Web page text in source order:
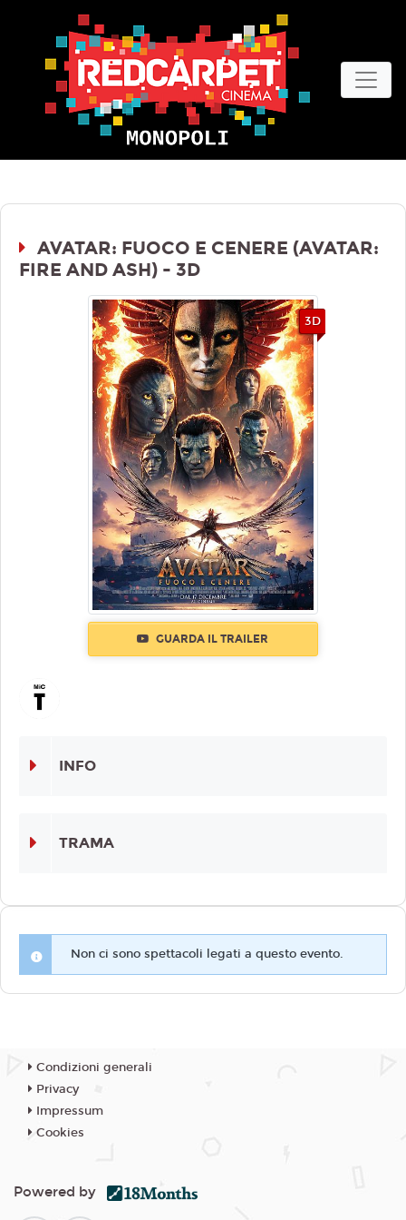
AVATAR: FUOCO E CENERE (AVATAR:
FIRE AND ASH) - 3D
3D
GUARDA IL TRAILER
INFO
TRAMA
Non ci sono spettacoli legati a questo evento.
Condizioni generali
Privacy
Impressum
Cookies
Powered by